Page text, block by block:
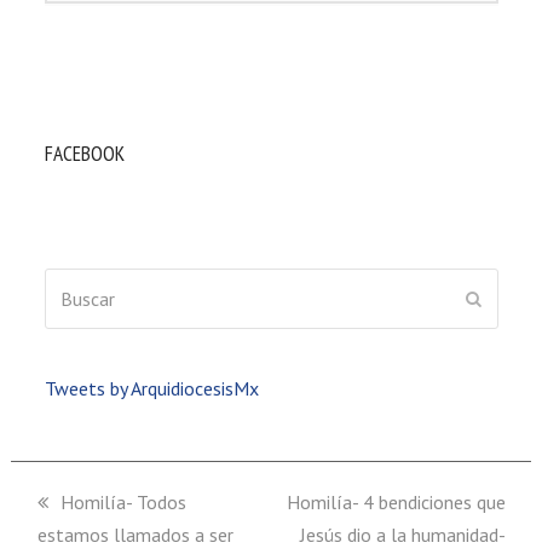
FACEBOOK
Tweets by ArquidiocesisMx
previous
post:
Homilía- Todos
estamos llamados a ser
next
post:
Homilía- 4 bendiciones que
Jesús dio a la humanidad-